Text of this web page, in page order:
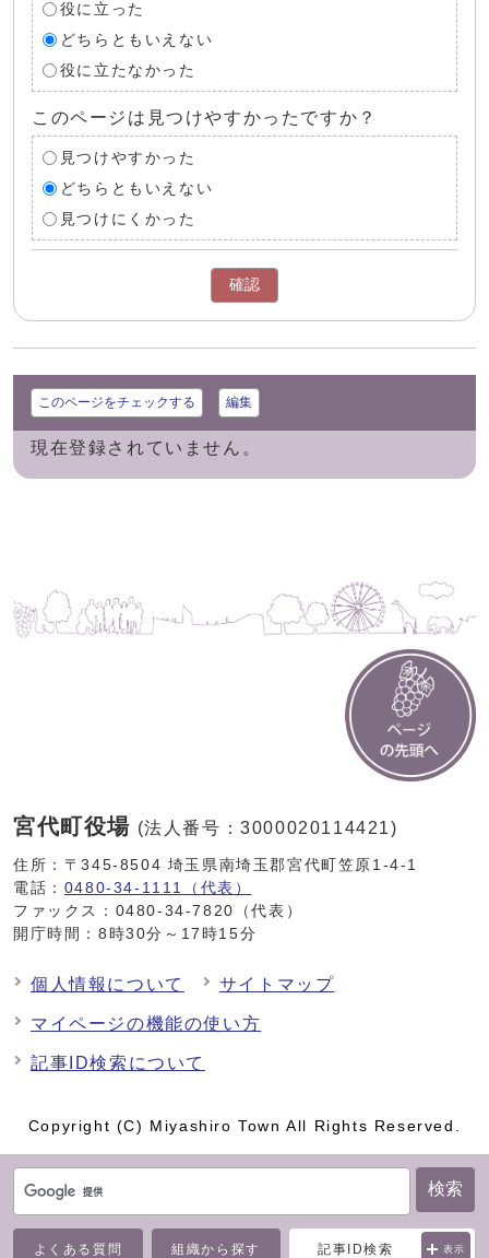
検索
よくある質問 組織から探す 記事ID検索 表示
役に立った
どちらともいえない
役に立たなかった
このページは見つけやすかったですか？
見つけやすかった
どちらともいえない
見つけにくかった
確認
このページをチェックする 編集
現在登録されていません。
宮代町役場 (法人番号：3000020114421)
住所：〒345-8504 埼玉県南埼玉郡宮代町笠原1-4-1
電話： 0480-34-1111（代表）
ファックス：0480-34-7820（代表）
開庁時間：8時30分～17時15分
個人情報について サイトマップ
マイページの機能の使い方
記事ID検索について
Copyright (C) Miyashiro Town All Rights Reserved.